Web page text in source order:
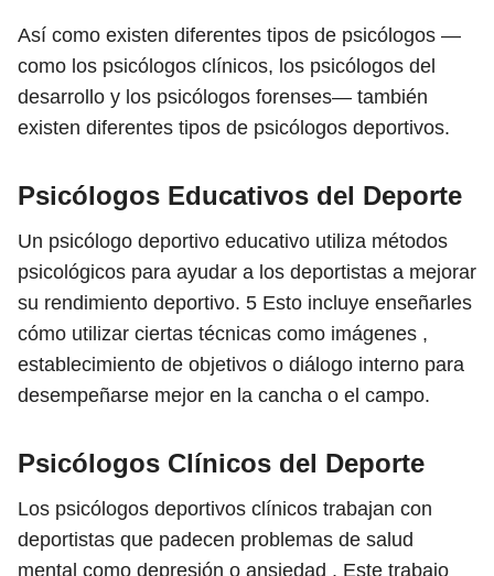
Así como existen diferentes tipos de psicólogos —
como los psicólogos clínicos, los psicólogos del
desarrollo y los psicólogos forenses— también
existen diferentes tipos de psicólogos deportivos.
Psicólogos Educativos del Deporte
Un psicólogo deportivo educativo utiliza métodos
psicológicos para ayudar a los deportistas a mejorar
su rendimiento deportivo. 5 Esto incluye enseñarles
cómo utilizar ciertas técnicas como imágenes ,
establecimiento de objetivos o diálogo interno para
desempeñarse mejor en la cancha o el campo.
Psicólogos Clínicos del Deporte
Los psicólogos deportivos clínicos trabajan con
deportistas que padecen problemas de salud
mental como depresión o ansiedad . Este trabajo